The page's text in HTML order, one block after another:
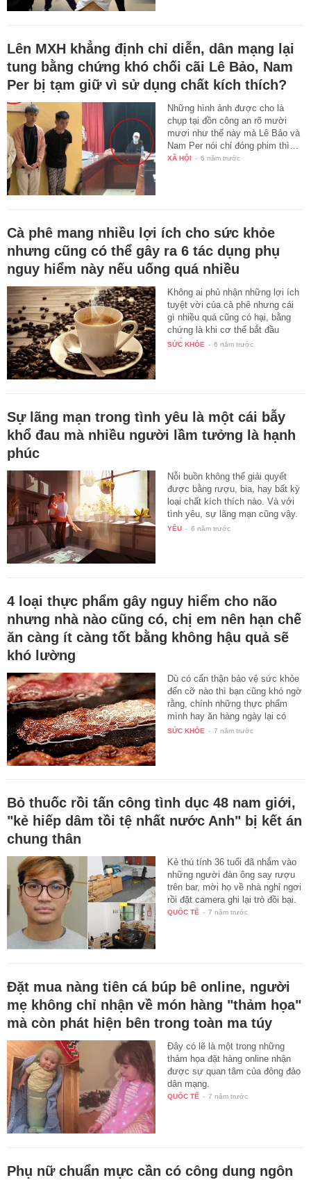
Lên MXH khẳng định chỉ diễn, dân mạng lại
tung bằng chứng khó chối cãi Lê Bảo, Nam
Per bị tạm giữ vì sử dụng chất kích thích?
Những hình ảnh được cho là
chụp tại đồn công an rõ mười
mươi như thế này mà Lê Bảo và
Nam Per nói chỉ đóng phim thì…
XÃ HỘI - 6 năm trước
Cà phê mang nhiều lợi ích cho sức khỏe
nhưng cũng có thể gây ra 6 tác dụng phụ
nguy hiểm này nếu uống quá nhiều
Không ai phủ nhận những lợi ích
tuyệt vời của cà phê nhưng cái
gì nhiều quá cũng có hại, bằng
chứng là khi cơ thể bắt đầu
xuất…
SỨC KHỎE - 6 năm trước
Sự lãng mạn trong tình yêu là một cái bẫy
khổ đau mà nhiều người lầm tưởng là hạnh
phúc
Nỗi buồn không thể giải quyết
được bằng rượu, bia, hay bất kỳ
loại chất kích thích nào. Và với
tình yêu, sự lãng mạn cũng vậy.
…
YÊU - 6 năm trước
4 loại thực phẩm gây nguy hiểm cho não
nhưng nhà nào cũng có, chị em nên hạn chế
ăn càng ít càng tốt bằng không hậu quả sẽ
khó lường
Dù có cẩn thận bảo vệ sức khỏe
đến cỡ nào thì bạn cũng khó ngờ
rằng, chính những thực phẩm
mình hay ăn hàng ngày lại có
thủ…
SỨC KHỎE - 7 năm trước
Bỏ thuốc rồi tấn công tình dục 48 nam giới,
"kẻ hiếp dâm tồi tệ nhất nước Anh" bị kết án
chung thân
Kẻ thú tính 36 tuổi đã nhắm vào
những người đàn ông say rượu
trên bar, mời họ về nhà nghỉ ngơi
rồi đặt camera ghi lại trò đồi bại.
QUỐC TẾ - 7 năm trước
Đặt mua nàng tiên cá búp bê online, người
mẹ không chỉ nhận về món hàng "thảm họa"
mà còn phát hiện bên trong toàn ma túy
Đây có lẽ là một trong những
thảm họa đặt hàng online nhận
được sự quan tâm của đông đảo
dân mạng.
QUỐC TẾ - 7 năm trước
Phụ nữ chuẩn mực cần có công dung ngôn